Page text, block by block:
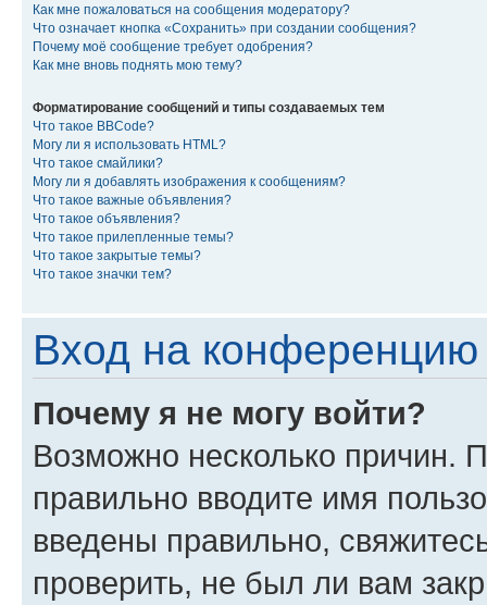
Как мне пожаловаться на сообщения модератору?
Что означает кнопка «Сохранить» при создании сообщения?
Почему моё сообщение требует одобрения?
Как мне вновь поднять мою тему?
Форматирование сообщений и типы создаваемых тем
Что такое BBCode?
Могу ли я использовать HTML?
Что такое смайлики?
Могу ли я добавлять изображения к сообщениям?
Что такое важные объявления?
Что такое объявления?
Что такое прилепленные темы?
Что такое закрытые темы?
Что такое значки тем?
Вход на конференцию
Почему я не могу войти?
Возможно несколько причин.
правильно вводите имя
введены правильно,
проверить, не был ли вам